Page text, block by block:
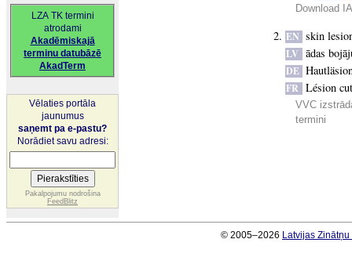
LZA TK termini
atrodami
Akadēmiskajā
terminu datubāzē
AkadTerm
Vēlaties portāla
jaunumus
saņemt pa e-pastu?
Norādiet savu adresi:
Pakalpojumu nodrošina
FeedBlitz
Download
EN skin
LV ādas
DE
FR Lésion
VVC
termini
© 2005–2026 Latvijas